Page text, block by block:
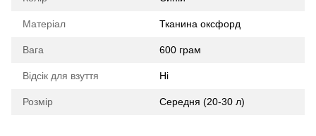
Матеріал Тканина оксфорд
Вага 600 грам
Відсік для взуття Ні
Розмір Середня (20-30 л)